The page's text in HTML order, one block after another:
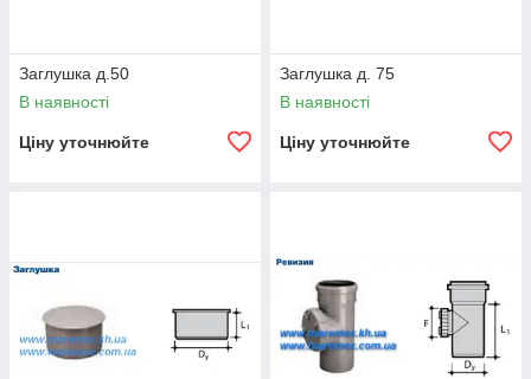
Заглушка д.50
В наявності
Ціну уточнюйте
Заглушка д. 75
В наявності
Ціну уточнюйте